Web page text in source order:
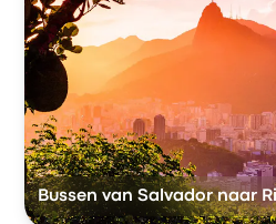
Bussen van Salvador naar